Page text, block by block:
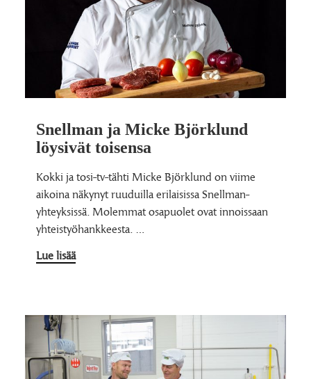
Snellman ja Micke Björklund
löysivät toisensa
Kokki ja tosi-tv-tähti Micke Björklund on viime
aikoina näkynyt ruuduilla erilaisissa Snellman-
yhteyksissä. Molemmat osapuolet ovat innoissaan
yhteistyöhankkeesta. …
Lue lisää